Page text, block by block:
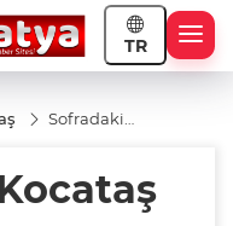
TR
Sofradaki
Ekmek ve
Genetiği
Değiştirilmiş